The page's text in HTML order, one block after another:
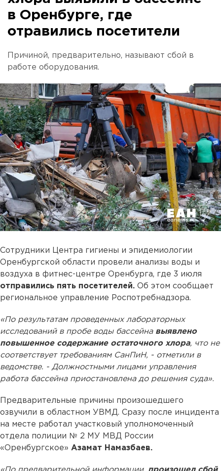
в Оренбурге, где
отравились посетители
Причиной, предварительно, называют сбой в
работе оборудования.
Сотрудники Центра гигиены и эпидемиологии
Оренбургской области провели анализы воды и
воздуха в фитнес-центре Оренбурга, где 3 июля
отправились пять посетителей. Об этом сообщает
региональное управление Роспотребнадзора.
«По результатам проведенных лабораторных
исследований в пробе воды бассейна выявлено
повышенное содержание остаточного хлора, что не
соответствует требованиям СанПиН, - отметили в
ведомстве. - Должностными лицами управления
работа бассейна приостановлена до решения суда».
Предварительные причины произошедшего
озвучили в областном УВМД. Сразу после инцидента
на месте работал участковый уполномоченный
отдела полиции № 2 МУ МВД России
«Оренбургское» Азамат Намазбаев.